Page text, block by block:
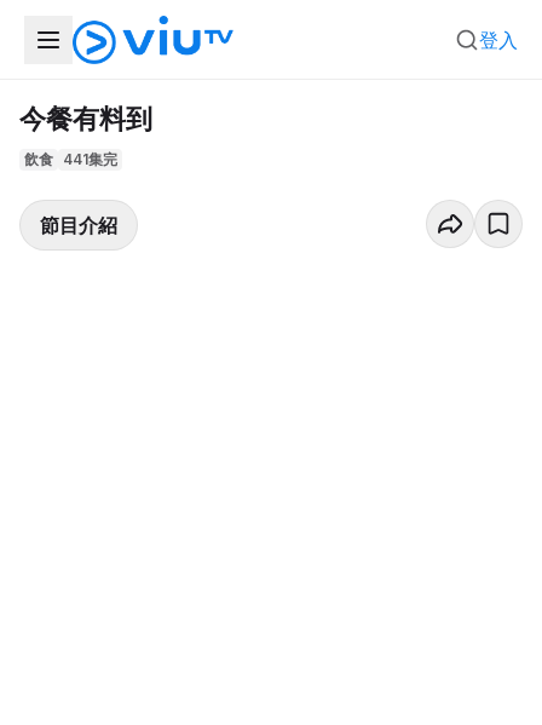
登入
今餐有料到
飲食 441集完
節目介紹